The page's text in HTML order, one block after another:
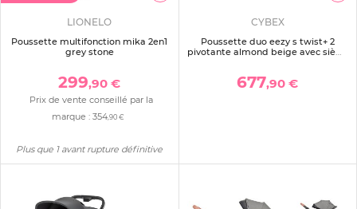
LIONELO
Poussette multifonction mika 2en1
grey stone
299,90 €
Prix de vente conseillé par la
marque : 354,90 €
Plus que 1 avant rupture définitive
CYBEX
Poussette duo eezy s twist+ 2
pivotante almond beige avec siège
677,90 €